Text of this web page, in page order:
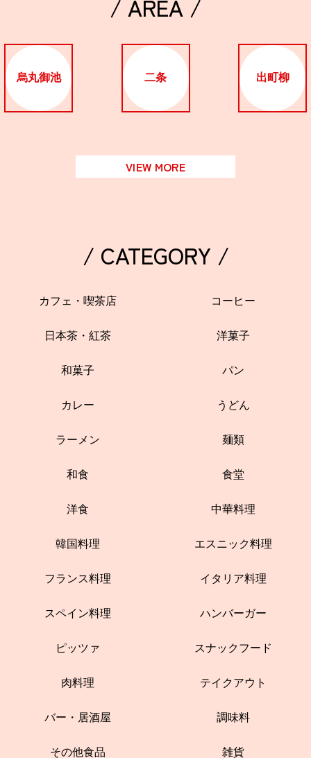
/ AREA /
烏丸御池 二条 出町柳
VIEW MORE
/ CATEGORY /
カフェ・喫茶店 コーヒー
日本茶・紅茶 洋菓子
和菓子 パン
カレー うどん
ラーメン 麺類
和食 食堂
洋食 中華料理
韓国料理 エスニック料理
フランス料理 イタリア料理
スペイン料理 ハンバーガー
ピッツァ スナックフード
肉料理 テイクアウト
バー・居酒屋 調味料
その他食品 雑貨